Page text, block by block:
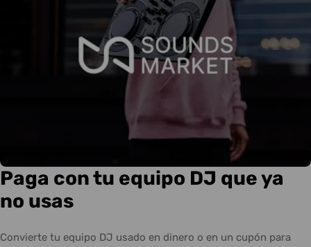
Paga con tu equipo DJ que ya
no usas
Convierte tu equipo DJ usado en dinero o en un cupón para